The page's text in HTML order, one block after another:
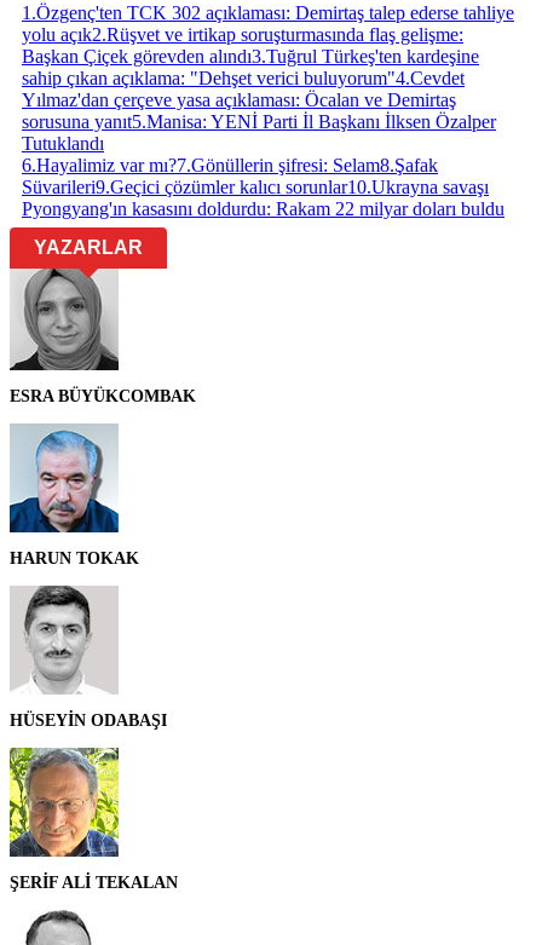
1 .Özgenç'ten TCK 302 açıklaması: Demirtaş talep ederse tahliye
yolu açık2.Rüşvet ve irtikap soruşturmasında flaş gelişme:
Başkan Çiçek görevden alındı3.Tuğrul Türkeş'ten kardeşine
sahip çıkan açıklama: "Dehşet verici buluyorum"4.Cevdet
Yılmaz'dan çerçeve yasa açıklaması: Öcalan ve Demirtaş
sorusuna yanıt5.Manisa: YENİ Parti İl Başkanı İlksen Özalper
Tutuklandı
6.Hayalimiz var mı?7.Gönüllerin şifresi: Selam8.Şafak
Süvarileri9.Geçici çözümler kalıcı sorunlar10.Ukrayna savaşı
Pyongyang'ın kasasını doldurdu: Rakam 22 milyar doları buldu
YAZARLAR
ESRA BÜYÜKCOMBAK
HARUN TOKAK
HÜSEYİN ODABAŞI
ŞERİF ALİ TEKALAN